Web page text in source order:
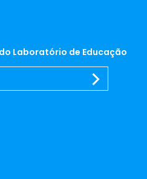
Laboratório de Educação